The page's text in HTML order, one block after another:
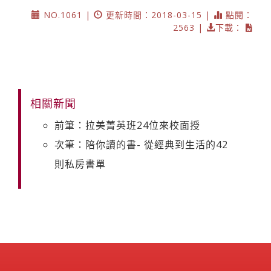
NO.1061 |
更新時間：2018-03-15 |
點閱：
2563 |
下載：
相關新聞
前筆：拉美菁英班24位來校面授
次筆：陪你讀的書- 從經典到生活的42
則私房書單